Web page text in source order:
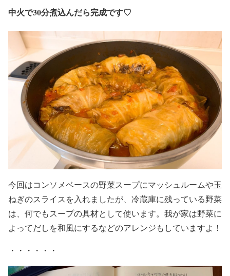
中火で30分煮込んだら完成です♡
今回はコンソメベースの野菜スープにマッシュルームや玉
ねぎのスライスを入れましたが、冷蔵庫に残っている野菜
は、何でもスープの具材として使います。我が家は野菜に
よってだしを和風にするなどのアレンジもしていますよ！
・・・・・・